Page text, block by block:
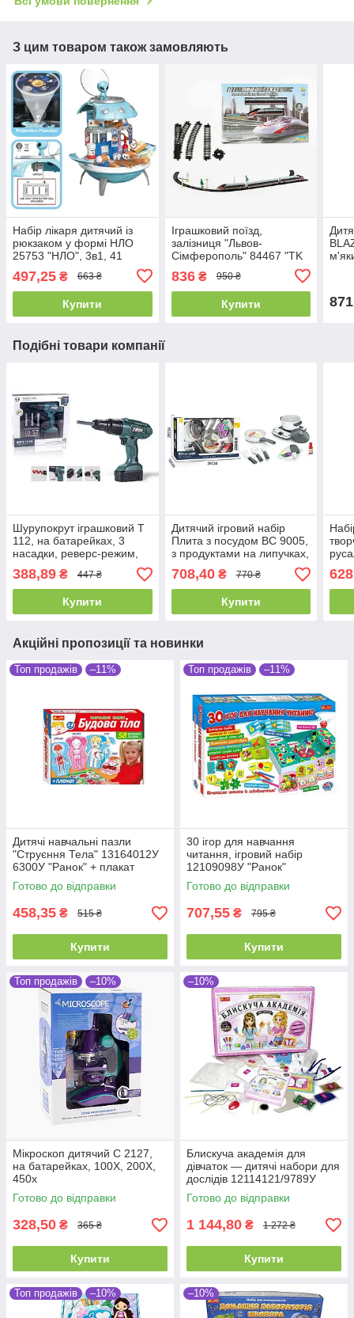
З цим товаром також замовляють
Набір лікаря дитячий із
рюкзаком у формі НЛО
25753 "НЛО", 3в1, 41
галактик, висота 46 см
497,25 ₴ 663 ₴
Купити
Іграшковий поїзд,
залізниця "Львов-
Сімферополь" 84467 "TK
українською мовою,
підсвітка
836₴ 950 ₴
Купити 871
Подібні товари компанії
Шурупокрут іграшковий T
112, на батарейках, 3
насадки, реверс-режим,
Набір інструментів
дитячий
388,89 ₴ 447 ₴
Купити
Дитячий ігровий набір
Плита з посудом BC 9005,
з продуктами на липучках,
13 елементів
708,40₴ 770 ₴
Купити
Акційні пропозиції та новинки
Топ продажів –11%
Дитячі навчальні пазли
"Струєння Тела" 13164012У
6300У "Ранок" + плакат
Готово до відправки
458,35 ₴ 515 ₴
Купити
Топ продажів –11%
30 ігор для навчання
читання, ігровий набір
12109098У "Ранок"
Готово до відправки
707,55 ₴ 795 ₴
Купити
Топ продажів –10%
Мікроскоп дитячий С 2127,
на батарейках, 100Х, 200Х,
450х
Готово до відправки
328,50 ₴ 365 ₴
Купити
–10%
Блискуча академія для
дівчаток — дитячі набори для
дослідів 12114121/9789У
"Ранок"
Готово до відправки
1 144,80 ₴ 1 272 ₴
Купити
Топ продажів –10% –10%